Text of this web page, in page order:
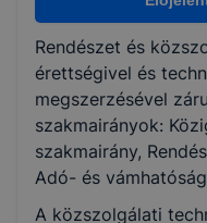
Adó- és
KKK/PTT
KKK letöltése (pdf)
PTT letöltése (pdf)
Rendészet és
érettségivel és
megszerzésével
szakmairányok:
szakmairány,
Adó- és
A közszolgálati